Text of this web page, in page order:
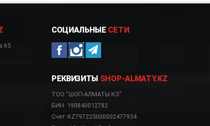
65
СОЦИАЛЬНЫЕ СЕТИ
РЕКВИЗИТЫ SHOP-ALMATY.KZ
ТОО "ШОП-АЛМАТЫ.КЗ"
БИН: 190840012782
Счет: KZ79722S000002477934